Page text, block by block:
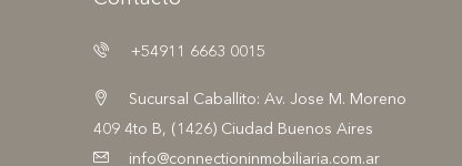
+54911 6663 0015
Sucursal Caballito: Av. Jose M. Moreno
409 4to B, (1426) Ciudad Buenos Aires
info@connectioninmobiliaria.com.ar